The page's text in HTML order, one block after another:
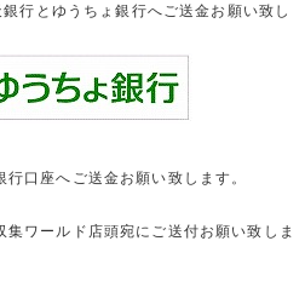
行とゆうちょ銀行へご送金お願い致し
口座へご送金お願い致します。
ワールド店頭宛にご送付お願い致しま